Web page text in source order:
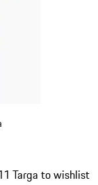
Targa to wishlist